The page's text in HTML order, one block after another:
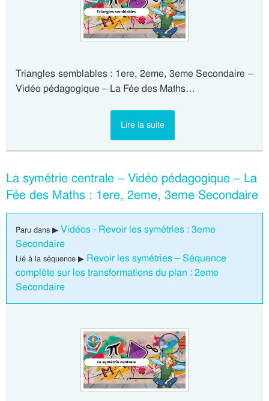
Triangles semblables : 1ere, 2eme, 3eme Secondaire –
Vidéo pédagogique – La Fée des Maths…
Lire la suite
La symétrie centrale – Vidéo pédagogique – La
Fée des Maths : 1ere, 2eme, 3eme Secondaire
Paru dans ▶ Vidéos - Revoir les symétries : 3eme
Secondaire
Lié à la séquence ▶ Revoir les symétries – Séquence
complète sur les transformations du plan : 2eme
Secondaire